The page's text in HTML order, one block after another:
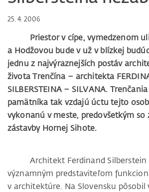
25. 4. 2006
Priestor v cípe, vymedzenom
a Hodžovou bude v už v blízkej
jednu z najvýraznejších postáv
života Trenčína – architekta
SILBERSTEINA – SILVANA.
pamätníka tak vzdajú úctu tejto
vykonanú v meste, predovšetkým so
zástavby Hornej Sihote.
Architekt Ferdinand Silberstein
významným predstaviteľom
v architektúre. Na Slovensku pôsobil